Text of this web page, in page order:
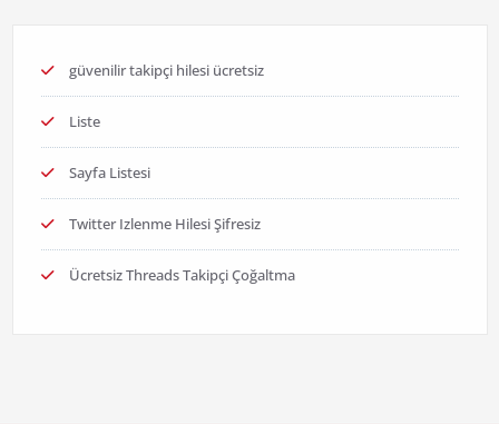
güvenilir takipçi hilesi ücretsiz
Liste
Sayfa Listesi
Twitter Izlenme Hilesi Şifresiz
Ücretsiz Threads Takipçi Çoğaltma